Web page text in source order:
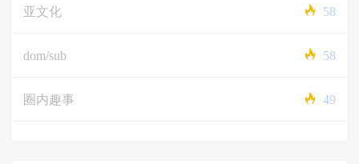
亚文化 58
dom/sub 58
圈内趣事 49